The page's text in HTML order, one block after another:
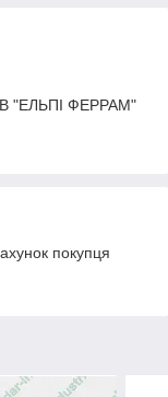
"ЕЛЬПІ ФЕРРАМ"
покупця